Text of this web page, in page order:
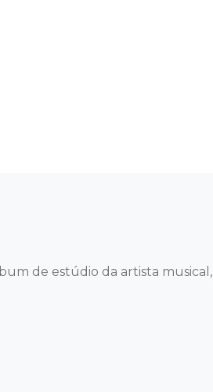
de estúdio da artista musical,